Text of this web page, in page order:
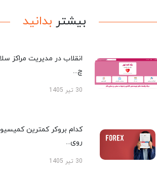
بیشتر بدانید
انقلاب در مدیریت مراکز
چ...
30 تیر 1405
کدام بروکر کمترین کمیسیون
روی...
30 تیر 1405